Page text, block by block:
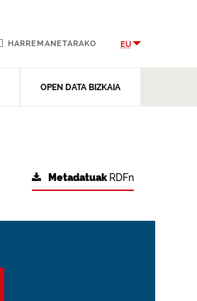
OPEN DATA BIZKAIA
HARREMANETARAKO EU
Metadatuak RDFn